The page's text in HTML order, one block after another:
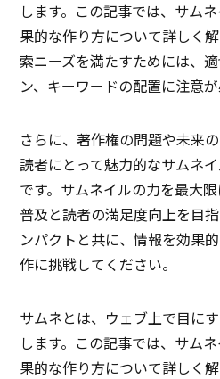
します。この記事では、サム
果的な作り方について詳しく
索ニーズを満たすためには、
ン、キーワードの配置に注意が
さらに、著作権の問題や未来
読者にとって魅力的なサムネ
です。サムネイルの力を最大
普及と読者の満足度向上を目
ンパクトと共に、情報を効果
作に挑戦してください。
サムネとは、ウェブ上で目に
します。この記事では、サム
果的な作り方について詳しく